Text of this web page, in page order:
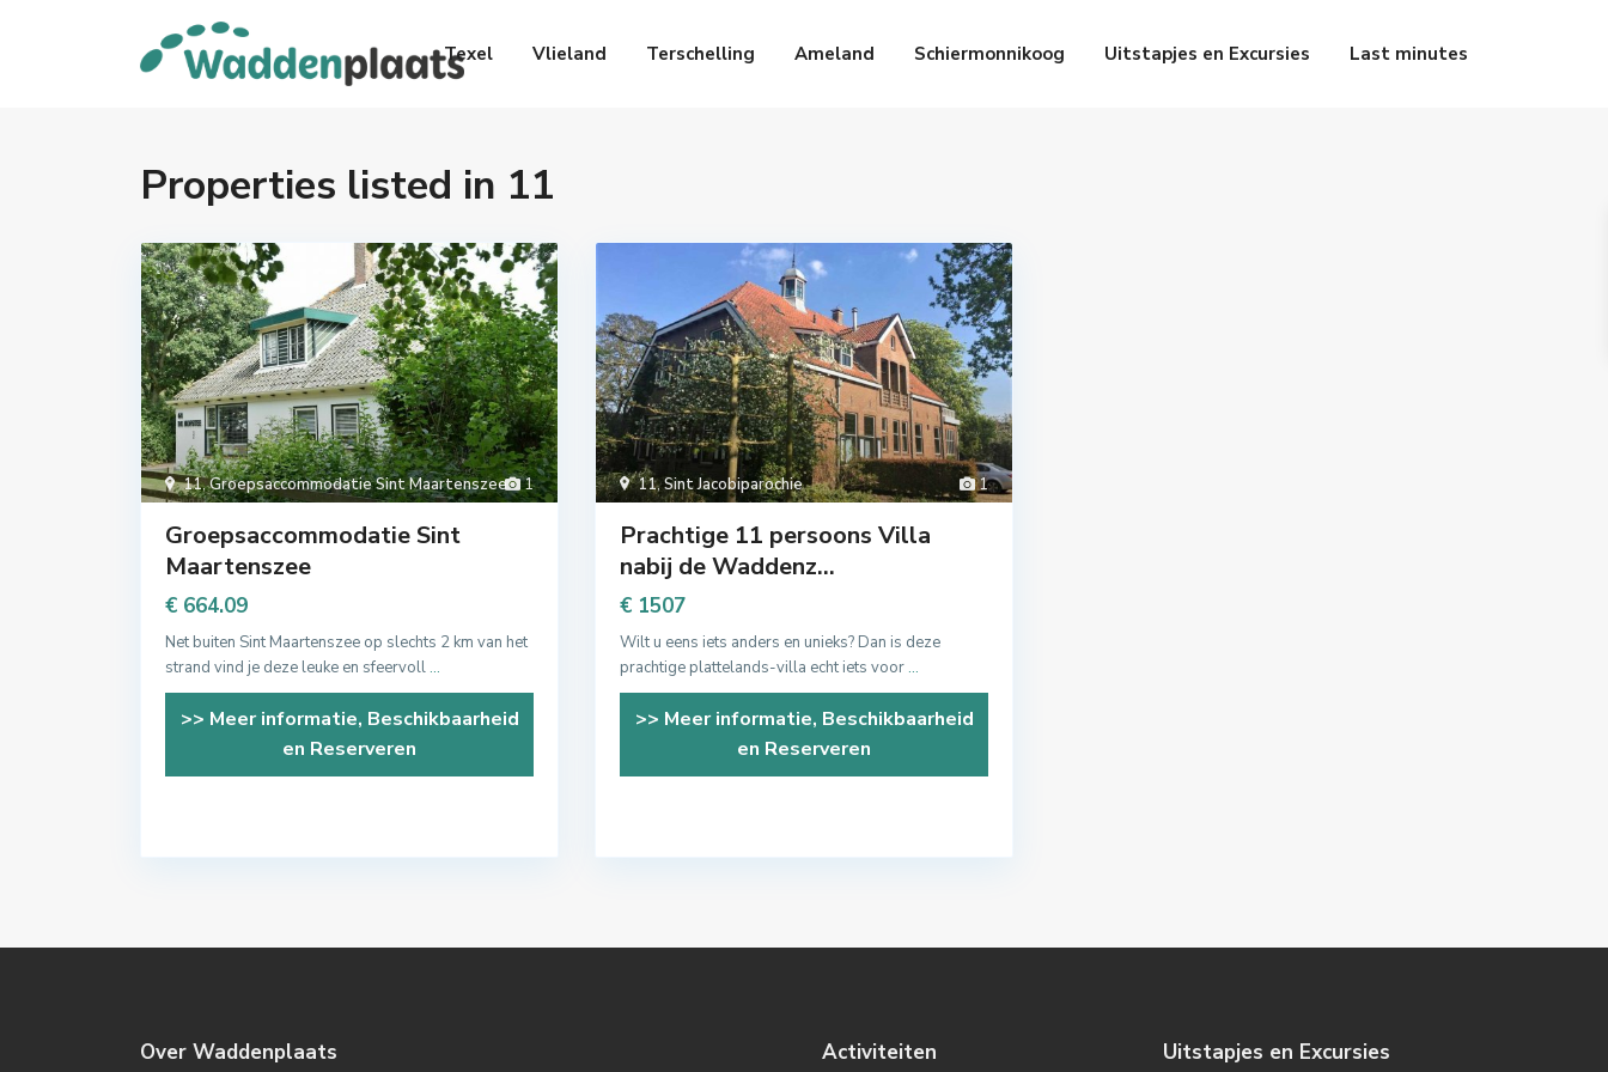
Texel Vlieland Terschelling Ameland Schiermonnikoog Uitstapjes en Excursies Last minutes
Properties listed in 11
1
11,Groepsaccommodatie Sint Maartenszee
Groepsaccommodatie Sint
Maartenszee
€ 664.09
Net buiten Sint Maartenszee op slechts 2 km van het
strand vind je deze leuke en sfeervoll...
>> Meer informatie, Beschikbaarheid
en Reserveren
1
11,Sint Jacobiparochie
Prachtige 11 persoons Villa
nabij de Waddenz...
€ 1507
Wilt u eens iets anders en unieks? Dan is deze
prachtige plattelands-villa echt iets voor...
>> Meer informatie, Beschikbaarheid
en Reserveren
Over Waddenplaats Activiteiten Uitstapjes en Excursies